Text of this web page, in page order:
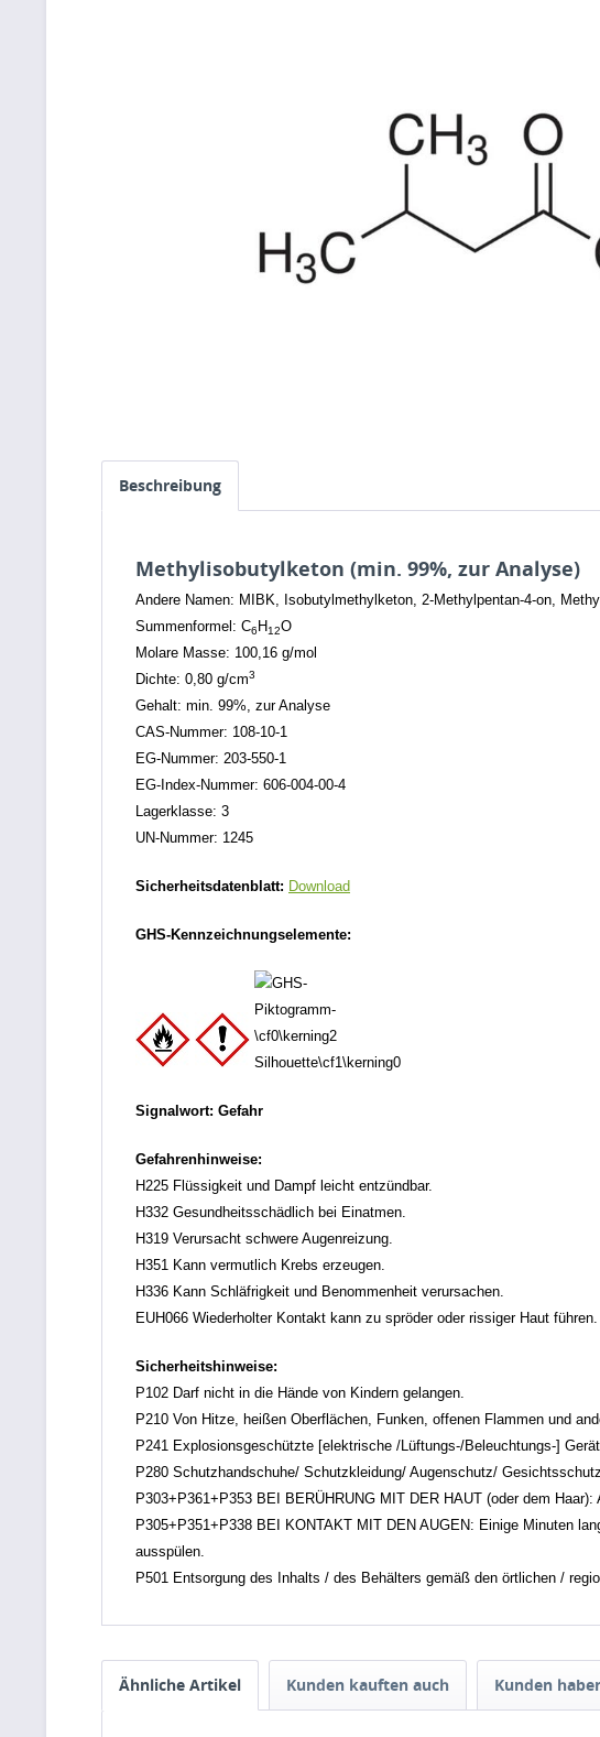
Beschreibung
Methylisobutylketon (min. 99%, zur Analyse)
Andere Namen: MIBK, Isobutylmethylketon, 2-Methylpentan-4-on,
Summenformel: C6 H12O
Molare Masse: 100,16 g/mol
Dichte: 0,80 g/cm3
Gehalt: min. 99%, zur Analyse
CAS-Nummer: 108-10-1
EG-Nummer: 203-550-1
EG-Index-Nummer: 606-004-00-4
Lagerklasse: 3
UN-Nummer: 1245
Sicherheitsdatenblatt: Download
GHS-Kennzeichnungselemente:
Signalwort: Gefahr
Gefahrenhinweise:
H225 Flüssigkeit und Dampf leicht entzündbar.
H332 Gesundheitsschädlich bei Einatmen.
H319 Verursacht schwere Augenreizung.
H351 Kann vermutlich Krebs erzeugen.
H336 Kann Schläfrigkeit und Benommenheit verursachen.
EUH066 Wiederholter Kontakt kann zu spröder oder rissiger Haut führen.
Sicherheitshinweise:
P102 Darf nicht in die Hände von Kindern gelangen.
P210 Von Hitze, heißen Oberflächen, Funken, offenen Flammen und
P241 Explosionsgeschützte [elektrische /Lüftungs-/Beleuchtungs-]
P280 Schutzhandschuhe/ Schutzkleidung/ Augenschutz/
P303+P361+P353 BEI BERÜHRUNG MIT DER HAUT (oder dem
P305+P351+P338 BEI KONTAKT MIT DEN AUGEN: Einige Minuten
ausspülen.
P501 Entsorgung des Inhalts / des Behälters gemäß den örtlichen /
Ähnliche Artikel Kunden kauften auch Kunden